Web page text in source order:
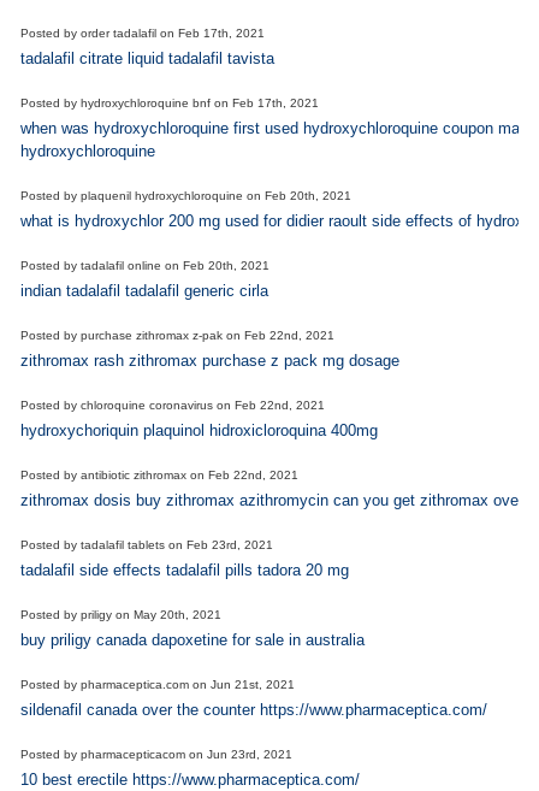
Posted byorder tadalafilonFeb 17th, 2021
tadalafil citrate liquid tadalafil tavista
Posted byhydroxychloroquine bnfonFeb 17th, 2021
when was hydroxychloroquine first used hydroxychloroquine coupon
hydroxychloroquine
Posted byplaquenil hydroxychloroquineonFeb 20th, 2021
what is hydroxychlor 200 mg used for didier raoult side effects of
Posted bytadalafil onlineonFeb 20th, 2021
indian tadalafil tadalafil generic cirla
Posted bypurchase zithromax z-pakonFeb 22nd, 2021
zithromax rash zithromax purchase z pack mg dosage
Posted bychloroquine coronavirusonFeb 22nd, 2021
hydroxychoriquin plaquinol hidroxicloroquina 400mg
Posted byantibiotic zithromaxonFeb 22nd, 2021
zithromax dosis buy zithromax azithromycin can you get zithromax over
Posted bytadalafil tabletsonFeb 23rd, 2021
tadalafil side effects tadalafil pills tadora 20 mg
Posted bypriligyonMay 20th, 2021
buy priligy canada dapoxetine for sale in australia
Posted bypharmaceptica.comonJun 21st, 2021
sildenafil canada over the counter https://www.pharmaceptica.com/
Posted bypharmacepticacomonJun 23rd, 2021
10 best erectile https://www.pharmaceptica.com/